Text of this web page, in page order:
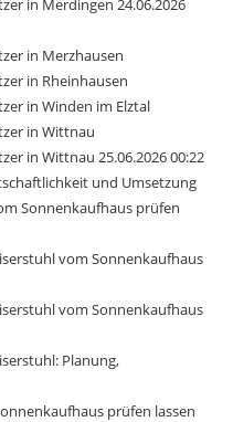
in Merdingen 24.06.2026
in Merzhausen
in Rheinhausen
in Winden im Elztal
in Wittnau
in Wittnau 25.06.2026 00:22
und Umsetzung
Sonnenkaufhaus prüfen
vom Sonnenkaufhaus
vom Sonnenkaufhaus
Planung,
prüfen lassen